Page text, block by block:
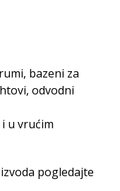
bazeni za
odvodni
u vrućim
pogledajte